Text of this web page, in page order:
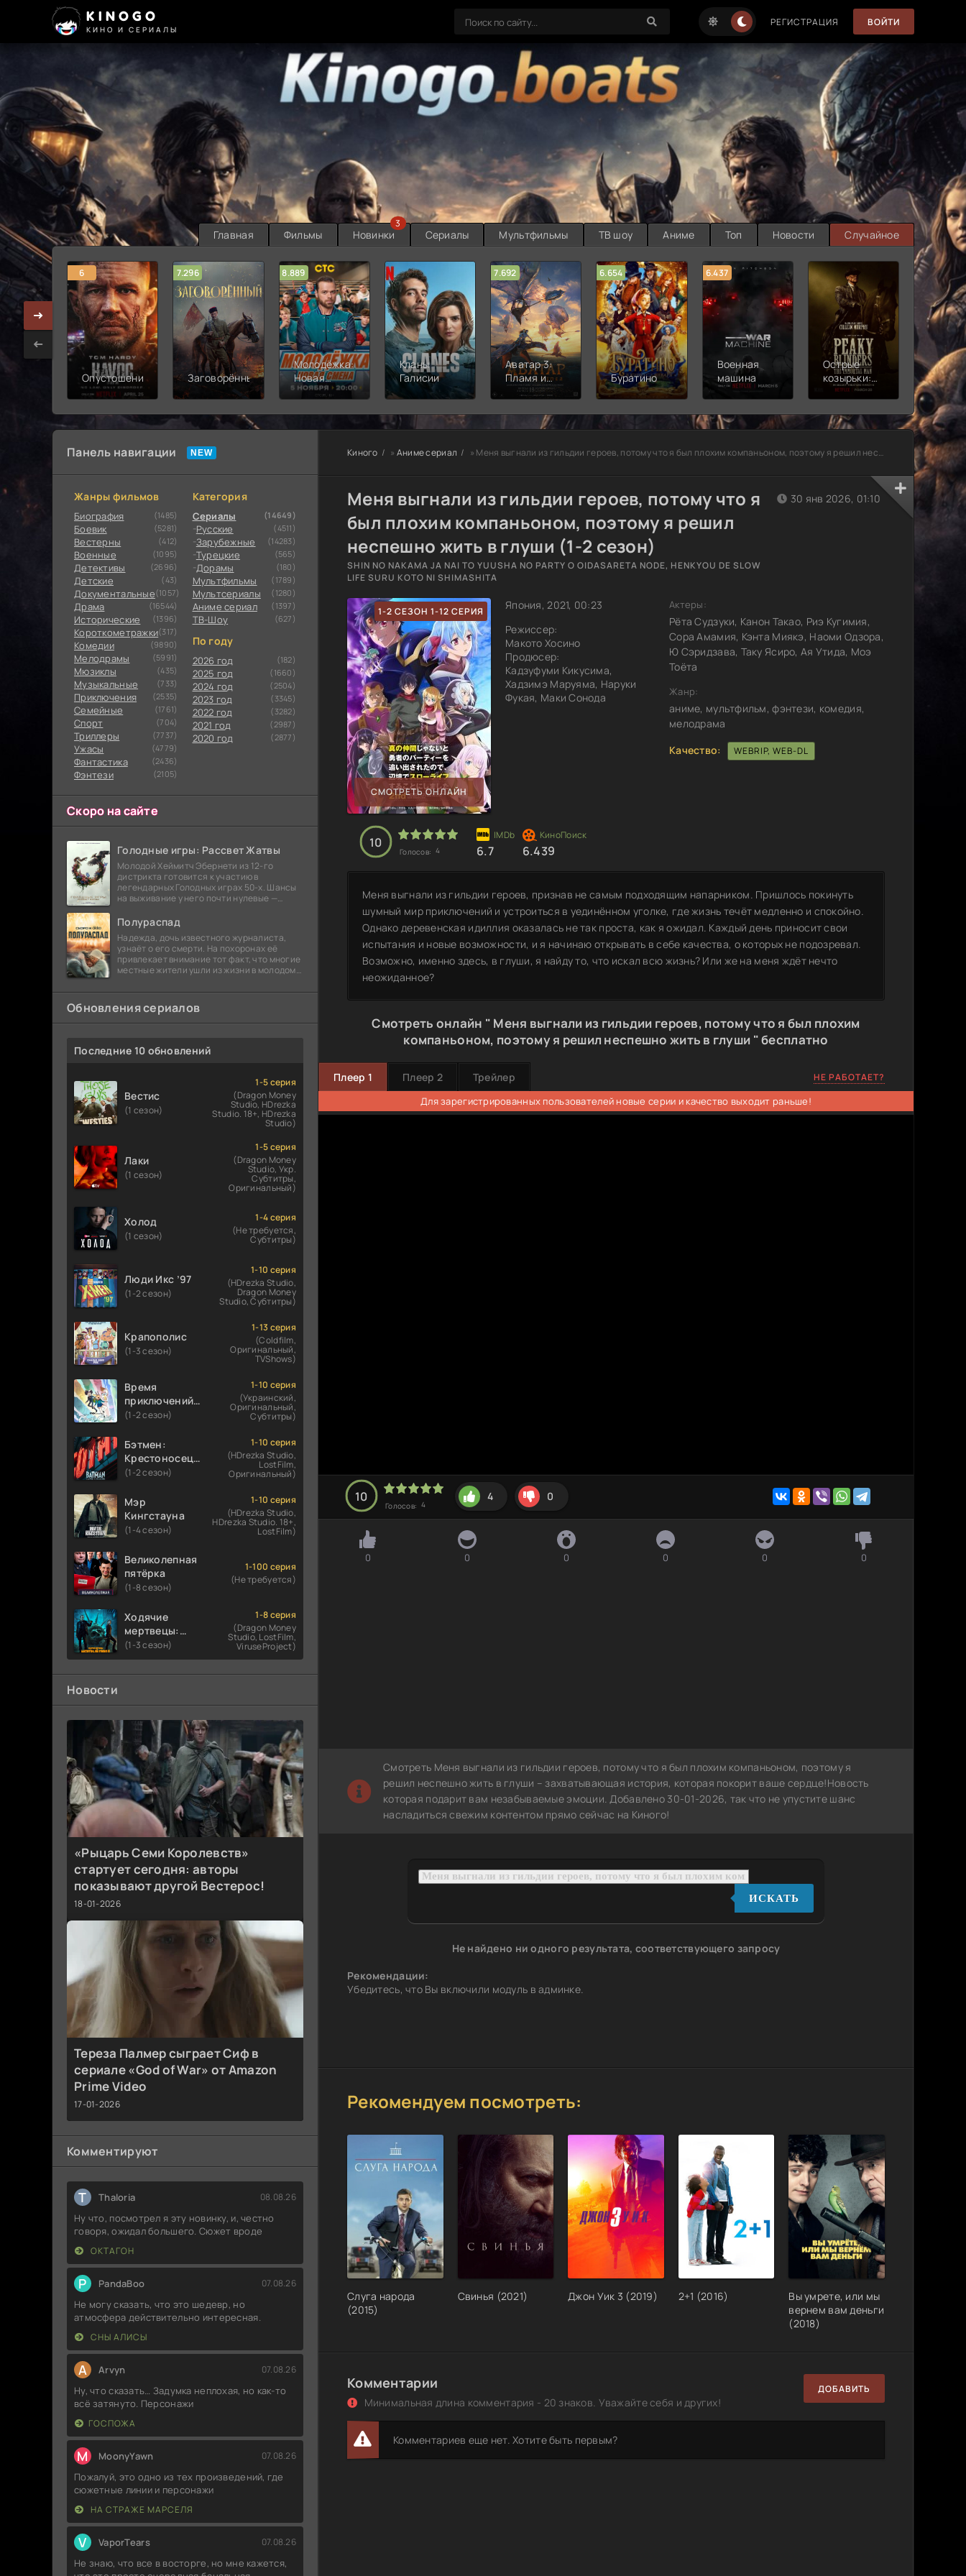
KINOGO
КИНО И СЕРИАЛЫ
РЕГИСТРАЦИЯ ВОЙТИ
Главная Фильмы Новинки
3
Сериалы Мультфильмы ТВ шоу Аниме Топ Новости Случайное
6
Опустошение
7.296
Заговорённый
8.889
Молодёжка:
Новая
смена
Кланы
Галисии
7.692
Аватар 3:
Пламя и
пепел
6.654
Буратино
6.437
Военная
машина
Острые
козырьки:
Бессмертный
7.187
2
Панель навигации
Жанры фильмов
Биография (1485)
Боевик (5281)
Вестерны (412)
Военные (1095)
Детективы (2696)
Детские (43)
Документальные(1057)
Драма (16544)
Исторические (1396)
Короткометражки(317)
Комедии (9890)
Мелодрамы (5991)
Мюзиклы (435)
Музыкальные (733)
Приключения (2535)
Семейные (1761)
Cпорт (704)
Триллеры (7737)
Ужасы (4779)
Фантастика (2436)
Фэнтези (2105)
Категория
Сериалы (14649)
Русские (4511)
Зарубежные (14283)
Турецкие (565)
Дорамы (180)
Мультфильмы (1789)
Мультсериалы (1280)
Аниме сериал (1397)
ТВ-Шоу (627)
По году
2026 год (182)
2025 год (1660)
2024 год (2504)
2023 год (3345)
2022 год (3282)
2021 год (2987)
2020 год (2877)
Скоро на сайте
Голодные игры: Рассвет Жатвы
Молодой Хеймитч Эбернети из 12-го
дистрикта готовится к участию в
легендарных Голодных играх 50-х. Шансы
на выживание у него почти нулевые —
победу еще сорок
Полураспад
Надежда, дочь известного журналиста,
узнаёт о его смерти. На похоронах её
привлекает внимание тот факт, что многие
местные жители ушли из жизни в молодом
бомбы
Обновления сериалов
Последние 10 обновлений
Вестис
(1 сезон)
1-5 серия
(Dragon Money
Studio, HDrezka
Studio. 18+, HDrezka
Studio)
Лаки
(1 сезон)
1-5 серия
(Dragon Money
Studio, Укр.
Субтитры,
Оригинальный)
Холод
(1 сезон)
1-4 серия
(Не требуется,
Субтитры)
Люди Икс ’97
(1-2 сезон)
1-10 серия
(HDrezka Studio,
Dragon Money
Studio, Субтитры)
Крапополис
(1-3 сезон)
1-13 серия
(Coldfilm,
Оригинальный,
TVShows)
Время
приключений:
Фионна и Кейк
(1-2 сезон)
1-10 серия
(Украинский,
Оригинальный,
Субтитры)
Бэтмен:
Крестоносец в
плаще
(1-2 сезон)
1-10 серия
(HDrezka Studio,
LostFilm,
Оригинальный)
Мэр
Кингстауна
(1-4 сезон)
1-10 серия
(HDrezka Studio,
HDrezka Studio. 18+,
LostFilm)
Великолепная
пятёрка
(1-8 сезон)
1-100 серия
(Не требуется)
Ходячие
мертвецы:
Мертвый
город
(1-3 сезон)
1-8 серия
(Dragon Money
Studio, LostFilm,
ViruseProject)
Новости
«Рыцарь Семи Королевств»
стартует сегодня: авторы
показывают другой Вестерос!
18-01-2026
Тереза Палмер сыграет Сиф в
сериале «God of War» от Amazon
Prime Video
17-01-2026
Комментируют
T Thaloria 08.08.26
Ну что, посмотрел я эту новинку, и, честно
говоря, ожидал большего. Сюжет вроде
ОКТАГОН
P PandaBoo 07.08.26
Не могу сказать, что это шедевр, но
атмосфера действительно интересная.
СНЫ АЛИСЫ
A Arvyn 07.08.26
Ну, что сказать… Задумка неплохая, но как-то
всё затянуто. Персонажи
ГОСПОЖА
M MoonyYawn 07.08.26
Пожалуй, это одно из тех произведений, где
сюжетные линии и персонажи
НА СТРАЖЕ МАРСЕЛЯ
V VaporTears 07.08.26
Не знаю, что все в восторге, но мне кажется,
Киного » Аниме сериал » Меня выгнали из гильдии героев, потому что я был плохим компаньоном, поэтому я решил неспешно жить в глуши
Меня выгнали из гильдии героев, потому что я
был плохим компаньоном, поэтому я решил
неспешно жить в глуши (1-2 сезон)
SHIN NO NAKAMA JA NAI TO YUUSHA NO PARTY O OIDASARETA NODE, HENKYOU DE SLOW
LIFE SURU KOTO NI SHIMASHITA
1-2 СЕЗОН 1-12 СЕРИЯ
СМОТРЕТЬ ОНЛАЙН
Япония, 2021, 00:23
Режиссер:
Макото Хосино
Продюсер:
Кадзуфуми Кикусима,
Хадзимэ Маруяма, Наруки
Фукая, Маки Сонода
30 янв 2026, 01:10
Актеры:
Рёта Судзуки, Канон Такао, Риэ Кугимия,
Сора Амамия, Кэнта Миякэ, Наоми Одзора,
Ю Сэридзава, Таку Ясиро, Ая Утида, Моэ
Тоёта
Жанр:
аниме, мультфильм, фэнтези, комедия,
мелодрама
Качество:
WEBRIP, WEB-DL
10
Голосов: 4 6.7 6.439
Меня выгнали из гильдии героев, признав не самым подходящим напарником. Пришлось покинуть
шумный мир приключений и устроиться в уединённом уголке, где жизнь течёт медленно и спокойно.
Однако деревенская идиллия оказалась не так проста, как я ожидал. Каждый день приносит свои
испытания и новые возможности, и я начинаю открывать в себе качества, о которых не подозревал.
Возможно, именно здесь, в глуши, я найду то, что искал всю жизнь? Или же на меня ждёт нечто
неожиданное?
Смотреть онлайн " Меня выгнали из гильдии героев, потому что я был плохим
компаньоном, поэтому я решил неспешно жить в глуши " бесплатно
Плеер 1 Плеер 2 Трейлер НЕ РАБОТАЕТ?
Для зарегистрированных пользователей новые серии и качество выходит раньше!
10
Голосов: 4
4 0
0 0 0 0 0 0
Смотреть Меня выгнали из гильдии героев, потому что я был плохим компаньоном, поэтому я
решил неспешно жить в глуши – захватывающая история, которая покорит ваше сердце!Новость
которая подарит вам незабываемые эмоции. Добавлено 30-01-2026, так что не упустите шанс
насладиться свежим контентом прямо сейчас на Киного!
ИСКАТЬ
Не найдено ни одного результата, соответствующего запросу
Рекомендации:
Убедитесь, что Вы включили модуль в админке.
Рекомендуем посмотреть:
Слуга народа
(2015)
Свинья (2021) Джон Уик 3 (2019) 2+1 (2016)
Вы умрете, или мы
вернем вам деньги
(2018)
Комментарии
Минимальная длина комментария - 20 знаков. Уважайте себя и других!
ДОБАВИТЬ
Комментариев еще нет. Хотите быть первым?